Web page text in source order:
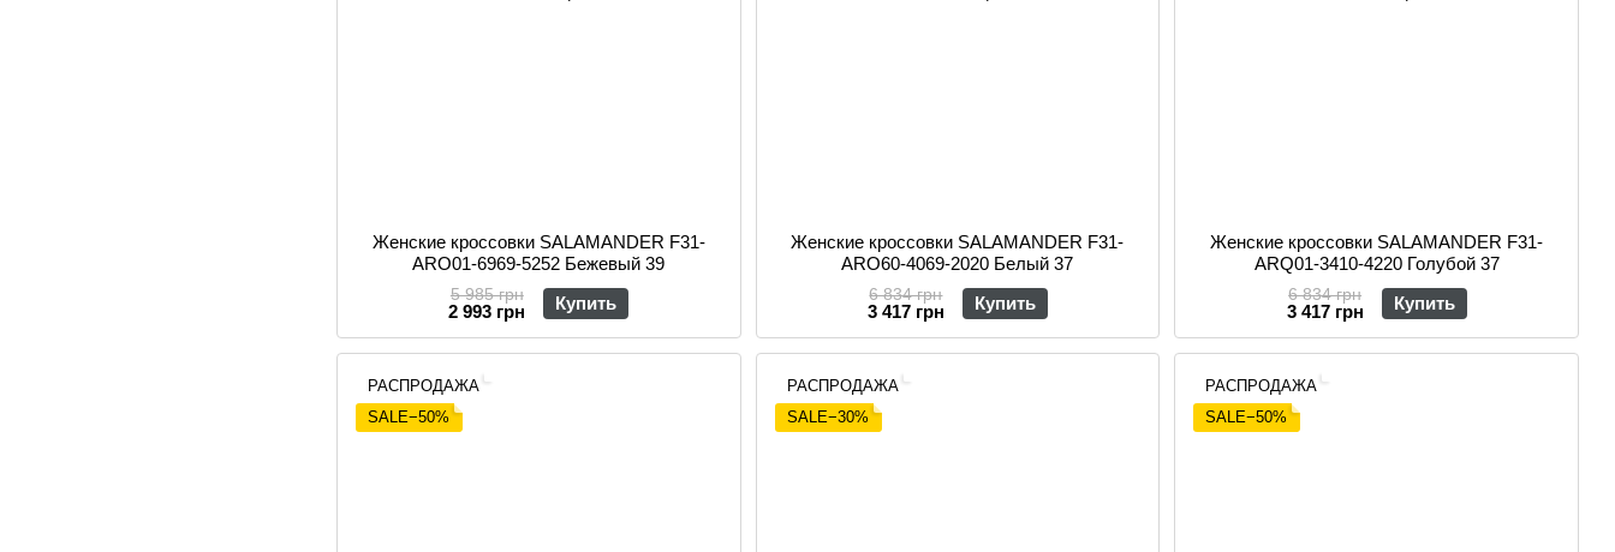
Женские кроссовки SALAMANDER F31-
ARO01-6969-5252 Бежевый 39
5 985 грн
2 993 грн Купить
Женские кроссовки SALAMANDER F31-
ARO60-4069-2020 Белый 37
6 834 грн
3 417 грн Купить
Женские кроссовки SALAMANDER F31-
ARQ01-3410-4220 Голубой 37
6 834 грн
3 417 грн Купить
РАСПРОДАЖА
SALE−50%
РАСПРОДАЖА
SALE−30%
РАСПРОДАЖА
SALE−50%